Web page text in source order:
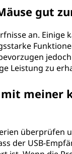
gut
an. Einige
Leistung zu
meiner
überprüfen
der USB-